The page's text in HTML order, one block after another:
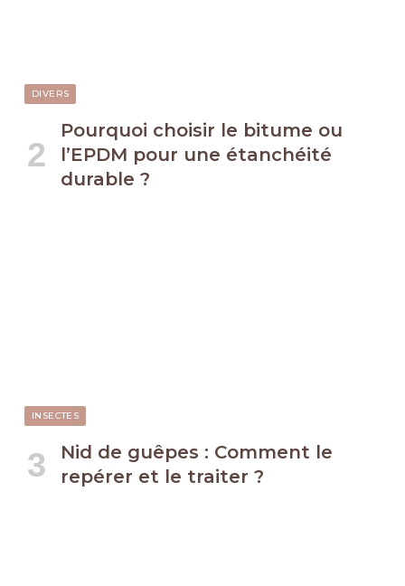
DIVERS
Pourquoi choisir le bitume ou
l’EPDM pour une étanchéité
durable ?
INSECTES
Nid de guêpes : Comment le
repérer et le traiter ?